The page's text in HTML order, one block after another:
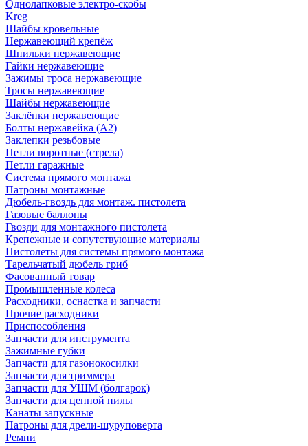
Однолапковые электро-скобы
Kreg
Шайбы кровельные
Нержавеющий крепёж
Шпильки нержавеющие
Гайки нержавеющие
Зажимы троса нержавеющие
Тросы нержавеющие
Шайбы нержавеющие
Заклёпки нержавеющие
Болты нержавейка (А2)
Заклепки резьбовые
Петли воротные (стрела)
Петли гаражные
Система прямого монтажа
Патроны монтажные
Дюбель-гвоздь для монтаж. пистолета
Газовые баллоны
Гвозди для монтажного пистолета
Крепежные и сопутствующие материалы
Пистолеты для системы прямого монтажа
Тарельчатый дюбель гриб
Фасованный товар
Промышленные колеса
Расходники, оснастка и запчасти
Прочие расходники
Приспособления
Запчасти для инструмента
Зажимные губки
Запчасти для газонокосилки
Запчасти для триммера
Запчасти для УШМ (болгарок)
Запчасти для цепной пилы
Канаты запускные
Патроны для дрели-шуруповерта
Ремни